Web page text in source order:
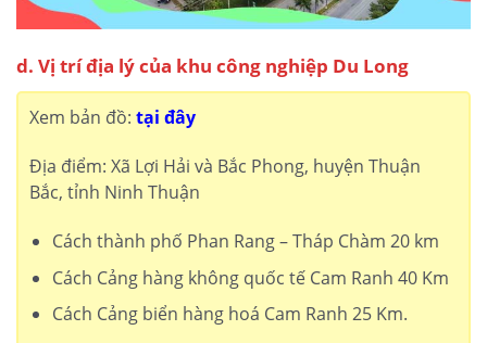
d. Vị trí địa lý của khu công nghiệp Du Long
Xem bản đồ: tại đây
Địa điểm: Xã Lợi Hải và Bắc Phong, huyện Thuận
Bắc, tỉnh Ninh Thuận
Cách thành phố Phan Rang – Tháp Chàm 20 km
Cách Cảng hàng không quốc tế Cam Ranh 40 Km
Cách Cảng biển hàng hoá Cam Ranh 25 Km.